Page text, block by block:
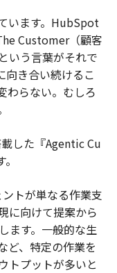
います。HubSpot
Customer（顧客
いう言葉がそれで
向き合い続けるこ
らない。むしろ
した『Agentic Cu
トが単なる作業支
に向けて提案から
ます。一般的な生
ど、特定の作業を
トプットが多いと